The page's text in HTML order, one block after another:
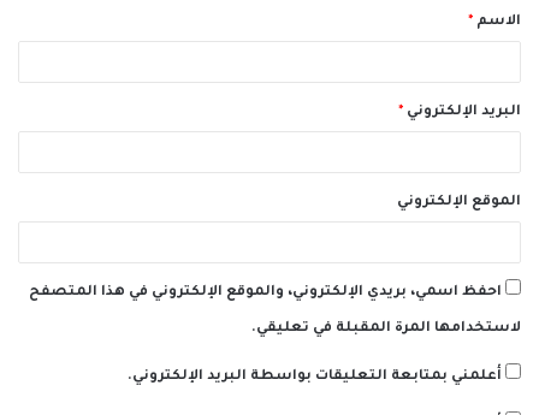
*الاسم *
البريد الإلكتروني *
الموقع الإلكتروني
احفظ اسمي، بريدي الإلكتروني، والموقع الإلكتروني في هذا المتصفح
لاستخدامها المرة المقبلة في تعليقي.
أعلمني بمتابعة التعليقات بواسطة البريد الإلكتروني.